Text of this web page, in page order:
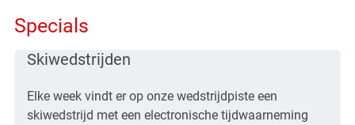
Specials
Skiwedstrijden
Elke week vindt er op onze wedstrijdpiste een
skiwedstrijd met een electronische tijdwaarneming